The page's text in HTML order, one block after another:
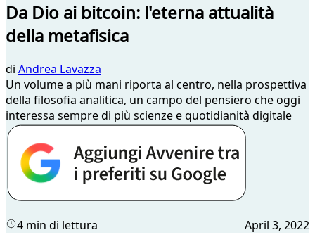
Da Dio ai bitcoin: l'eterna attualità
della metafisica
di Andrea Lavazza
Un volume a più mani riporta al centro, nella prospettiva
della filosofia analitica, un campo del pensiero che oggi
interessa sempre di più scienze e quotidianità digitale
4 min di lettura April 3, 2022